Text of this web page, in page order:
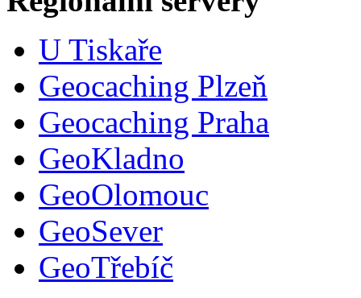
U Tiskaře
Geocaching Plzeň
Geocaching Praha
GeoKladno
GeoOlomouc
GeoSever
GeoTřebíč